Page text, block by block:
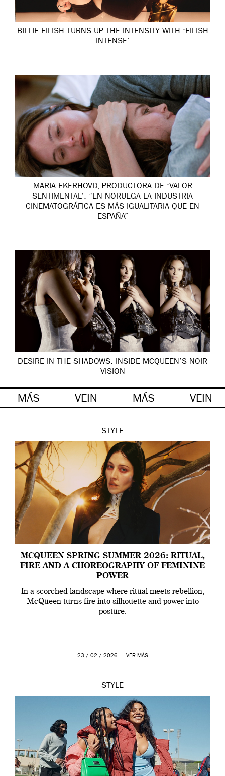
BILLIE EILISH TURNS UP THE INTENSITY WITH ‘EILISH
INTENSE’
MARIA EKERHOVD, PRODUCTORA DE ‘VALOR
SENTIMENTAL’: “EN NORUEGA LA INDUSTRIA
CINEMATOGRÁFICA ES MÁS IGUALITARIA QUE EN
ESPAÑA”
DESIRE IN THE SHADOWS: INSIDE MCQUEEN’S NOIR
VISION
MÁS VEIN MÁS VEIN
STYLE
MCQUEEN SPRING SUMMER 2026: RITUAL,
FIRE AND A CHOREOGRAPHY OF FEMININE
POWER
In a scorched landscape where ritual meets rebellion,
McQueen turns fire into silhouette and power into
posture.
23 / 02 / 2026 — VER MÁS
STYLE